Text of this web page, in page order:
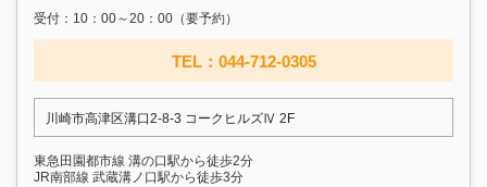
受付：10：00～20：00（要予約）
TEL：044-712-0305
川崎市高津区溝口2-8-3 コークヒルズⅣ 2F
東急田園都市線 溝の口駅から徒歩2分
JR南部線 武蔵溝ノ口駅から徒歩3分